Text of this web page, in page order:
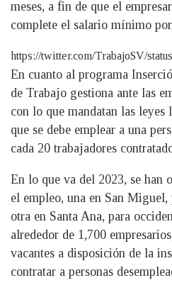
meses, a fin de que el
complete el salario mínimo
https://twitter.com/TrabajoSV/
En cuanto al programa
de Trabajo gestiona ante las
con lo que mandatan las leyes
que se debe emplear a una
cada 20 trabajadores
En lo que va del 2023, se han
el empleo, una en San
otra en Santa Ana, para
alrededor de 1,700
vacantes a disposición de la
contratar a personas